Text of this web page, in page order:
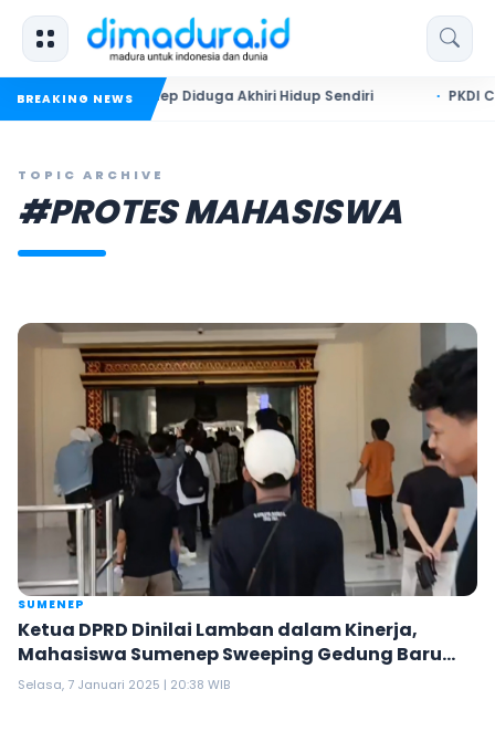
BREAKING NEWS
di Sumenep Diduga Akhiri Hidup Sendiri PKDI Cup II
TOPIC ARCHIVE
#PROTES MAHASISWA
SUMENEP
Ketua DPRD Dinilai Lamban dalam Kinerja,
Mahasiswa Sumenep Sweeping Gedung Baru
DPRD
Selasa, 7 Januari 2025 | 20:38 WIB